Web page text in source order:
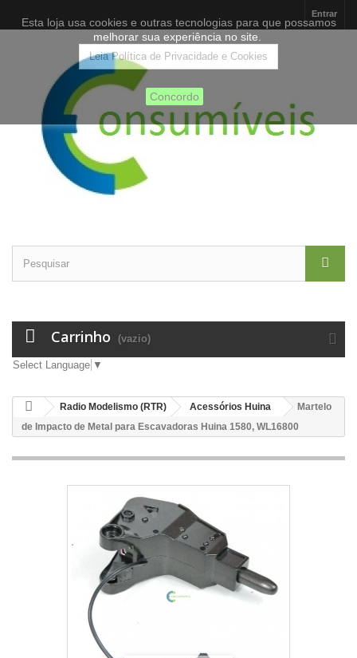
Entrar
Carrinho (vazio)
Select Language ▼
Radio Modelismo (RTR) Acessórios Huina
Martelo
de Impacto de Metal para Escavadoras Huina 1580, WL16800
Esta loja usa cookies e outras tecnologias para que possamos
melhorar sua experiência no site.
Leia Política de Privacidade e Cookies
Concordo